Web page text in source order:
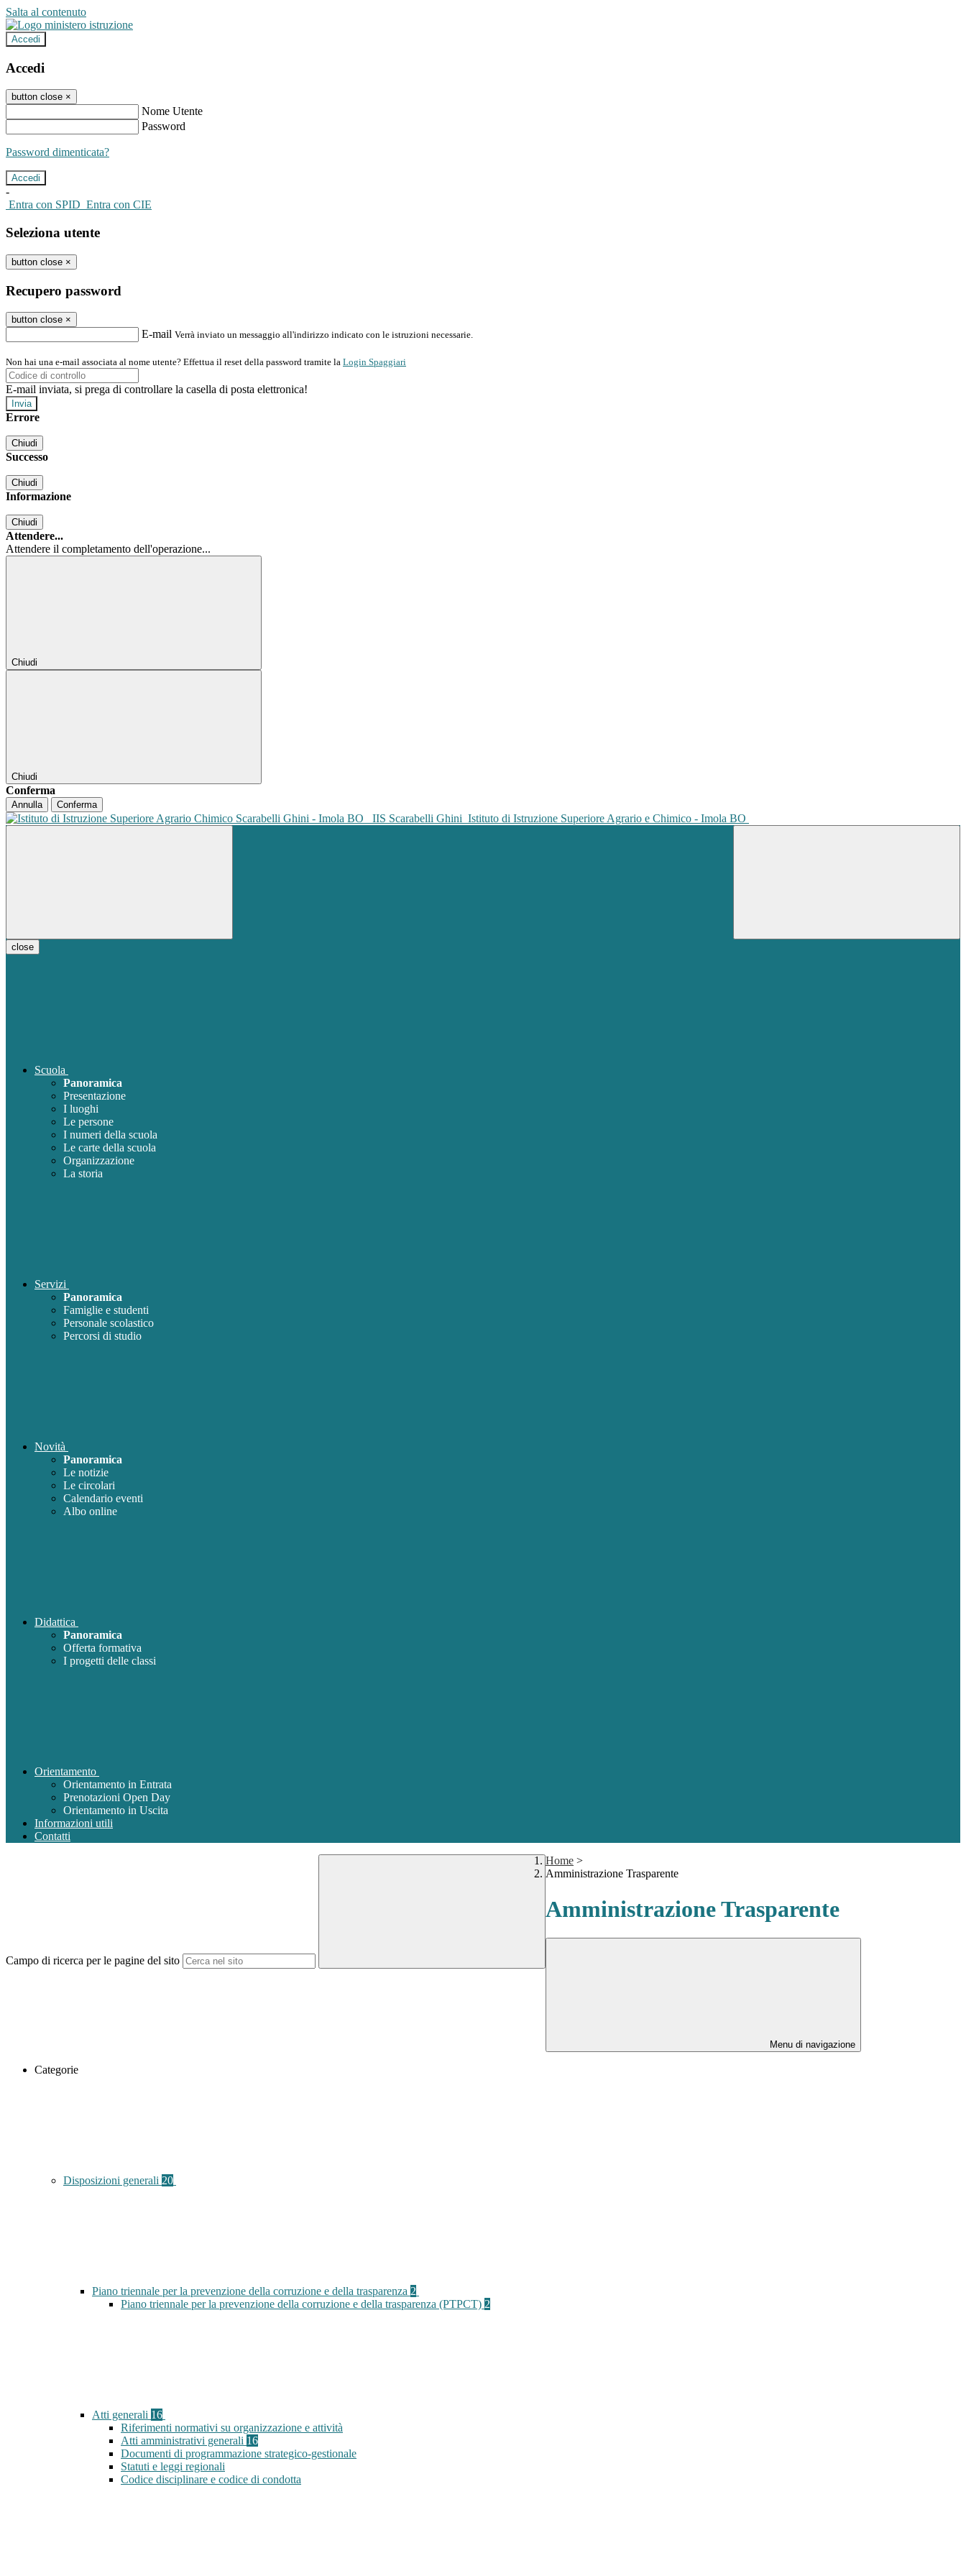
Salta al contenuto
Accedi
Accedi
button close ×
Nome Utente
Password
Password dimenticata?
-
Entra con SPID Entra con CIE
Seleziona utente
button close ×
Recupero password
button close ×
E-mail Verrà inviato un messaggio all'indirizzo indicato con le istruzioni necessarie.
Non hai una e-mail associata al nome utente? Effettua il reset della password tramite la Login Spaggiari
E-mail inviata, si prega di controllare la casella di posta elettronica!
Errore
Chiudi
Successo
Chiudi
Informazione
Chiudi
Attendere...
Attendere il completamento dell'operazione...
Chiudi
Chiudi
Conferma
Annulla Conferma
IIS Scarabelli Ghini Istituto di Istruzione Superiore Agrario e Chimico - Imola BO
close
Scuola
Panoramica
Presentazione
I luoghi
Le persone
I numeri della scuola
Le carte della scuola
Organizzazione
La storia
Servizi
Panoramica
Famiglie e studenti
Personale scolastico
Percorsi di studio
Novità
Panoramica
Le notizie
Le circolari
Calendario eventi
Albo online
Didattica
Panoramica
Offerta formativa
I progetti delle classi
Orientamento
Orientamento in Entrata
Prenotazioni Open Day
Orientamento in Uscita
Informazioni utili
Contatti
Campo di ricerca per le pagine del sito
Home >
Amministrazione Trasparente
Amministrazione Trasparente
Menu di navigazione
Categorie
Disposizioni generali 20
Piano triennale per la prevenzione della corruzione e della trasparenza 2
Piano triennale per la prevenzione della corruzione e della trasparenza (PTPCT) 2
Atti generali 16
Riferimenti normativi su organizzazione e attività
Atti amministrativi generali 16
Documenti di programmazione strategico-gestionale
Statuti e leggi regionali
Codice disciplinare e codice di condotta